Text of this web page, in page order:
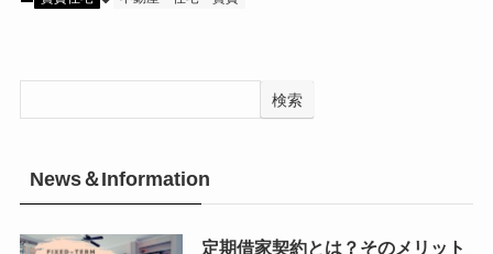
検索
News＆Information
定期借家契約とは？そのメリット